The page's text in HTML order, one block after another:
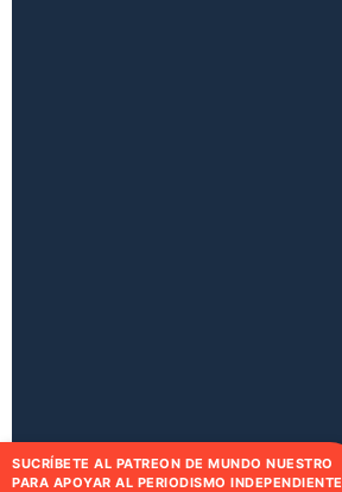
SUCRÍBETE AL PATREON DE MUNDO NUESTRO
PARA APOYAR AL PERIODISMO INDEPENDIENTE